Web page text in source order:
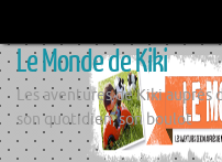
contenu
Le Monde de Kiki
Les aventures de Kiki auprès
son quotidien, son boulot